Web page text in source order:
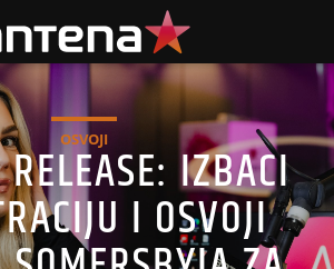
OSVOJI
RELEASE: IZBACI
I OSVOJI